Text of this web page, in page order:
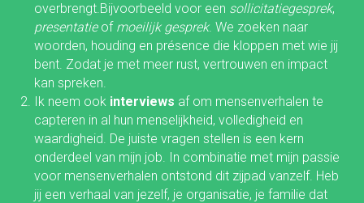
overbrengt.Bijvoorbeeld voor een sollicitatiegesprek,
presentatieof moeilijk gesprek. We zoeken naar
woorden, houding en présence die kloppen met wie jij
bent. Zodat je met meer rust, vertrouwen en impact
kan spreken.
Ik neem ook interviews af om mensenverhalen te
capteren in al hun menselijkheid, volledigheid en
waardigheid. De juiste vragen stellen is een kern
onderdeel van mijn job. In combinatie met mijn passie
voor mensenverhalen ontstond dit zijpad vanzelf. Heb
jij een verhaal van jezelf, je organisatie, je familie dat